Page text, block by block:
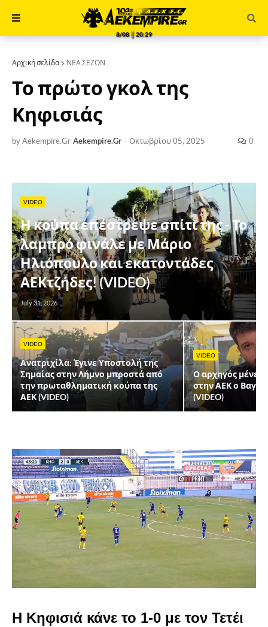
8/08 ║ 20:29
Αρχική σελίδα ΝΕΑ ΣΕΖΟΝ
Το πρώτο γκολ της
Κηφισιάς
by Aekempire.Gr Aekempire.Gr - Οκτωβρίου 05, 2025 0
VIDEO
Η κούπα επέστρεψε σπίτι της - Το
λαμπρό φινάλε με Μάριο
Ηλιόπουλο και εκατοντάδες
ΑΕΚτζήδες! (VIDEO)
July 31, 2026
VIDEO
Ανατριχίλα: Έγινε Υποστολή της
Σημαίας στην Λήμνο μπροστά από
την πρωταθληματική κούπα της
ΑΕΚ (VIDEO)
VIDEO
Ο αρχηγός μένει
στην ΑΕΚ ο
(VIDEO)
Η Κηφισιά κάνε το 1-0 με τον Τετέι